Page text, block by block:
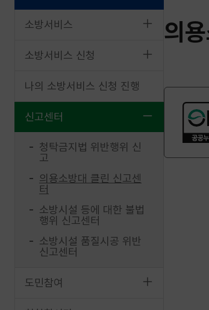
소방서비스
소방서비스 신청
나의 소방서비스 신청 진행
신고센터
청탁금지법 위반행위 신
고
의용소방대 클린 신고센
터
소방시설 등에 대한 불법
행위 신고센터
소방시설 품질시공 위반
신고센터
도민참여
의
네이버밴드로 공유하기
카카오톡으로 공
URL복사하기
인쇄하